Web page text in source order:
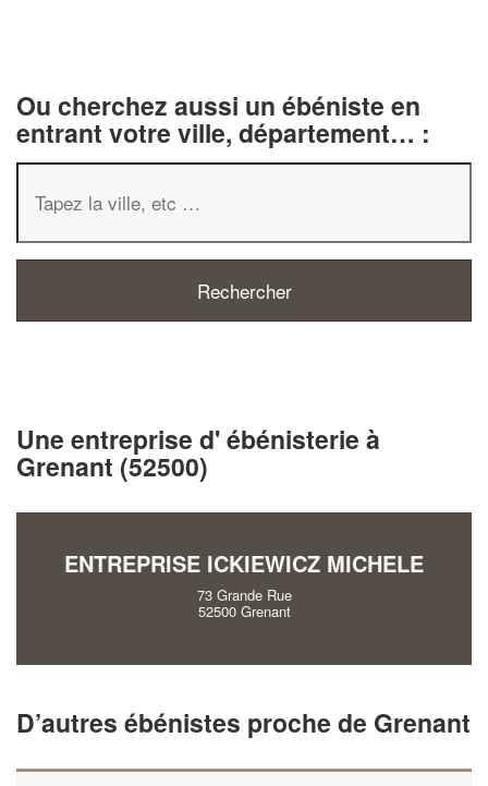
Ou cherchez aussi un ébéniste en
entrant votre ville, département… :
Une entreprise d' ébénisterie à
Grenant (52500)
ENTREPRISE ICKIEWICZ MICHELE
73 Grande Rue
52500 Grenant
D’autres ébénistes proche de Grenant
Augmentez votrechiffre
vos
En savoir plus